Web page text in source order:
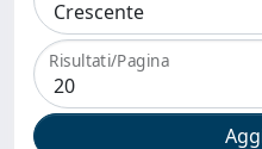
Risultati/Pagina